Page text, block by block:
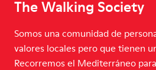
The Walking Society
Somos una comunidad de
valores locales pero que tienen
Recorremos el Mediterráneo